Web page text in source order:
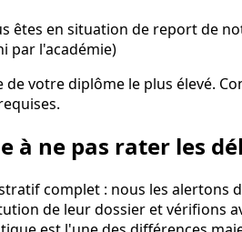
êtes en situation de report de
par l'académie)
votre diplôme le plus élevé.
à ne pas rater les
complet : nous les alertons
de leur dossier et vérifions